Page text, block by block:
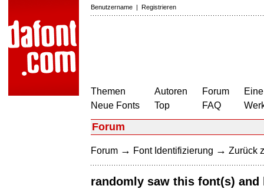
Benutzername | Registrieren
Themen
Neue Fonts
Autoren
Top
Forum
FAQ
Forum
Forum → Font Identifizierung → Zurück
randomly saw this font(s) and